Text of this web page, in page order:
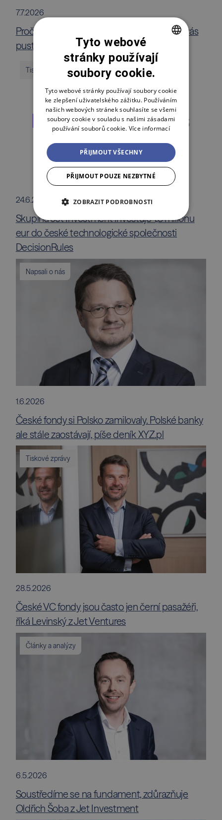
7.7.2026
Proč prodat dokonalou firmu? Fait a Malík vás
pustí za oponu private equity byznysu
Tiskové zprávy
24.6.2026
Skupina Jet Investment investuje 1,5 milionu
eur do české technologické společnosti
DecisionRules
Napsali o nás
1.6.2026
České fondy si Polsko zamilovaly. Polské banky
ale stále zaostávají, píše deník XYZ.pl
Tiskové zprávy
28.5.2026
České VC fondy jsou často jen černí pasažéři,
říká Levinský z Jet Ventures
Články a analýzy
6.5.2026
Soustředíme se na fundament, zdůrazňuje
Oldřich Šoba z Jet Investment
CZECH
ENGLISH
POLSKI
Tyto webové
stránky používají
soubory cookie.
Tyto webové stránky používají soubory cookie
ke zlepšení uživatelského zážitku. Používáním
našich webových stránek souhlasíte se všemi
soubory cookie v souladu s našimi zásadami
používání souborů cookie. Více informací
PŘIJMOUT VŠECHNY
PŘIJMOUT POUZE NEZBYTNÉ
ZOBRAZIT PODROBNOSTI